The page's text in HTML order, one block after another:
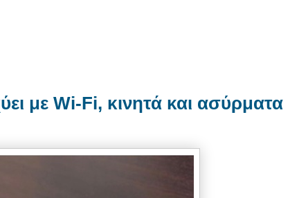
με Wi-Fi, κινητά και ασύρματα